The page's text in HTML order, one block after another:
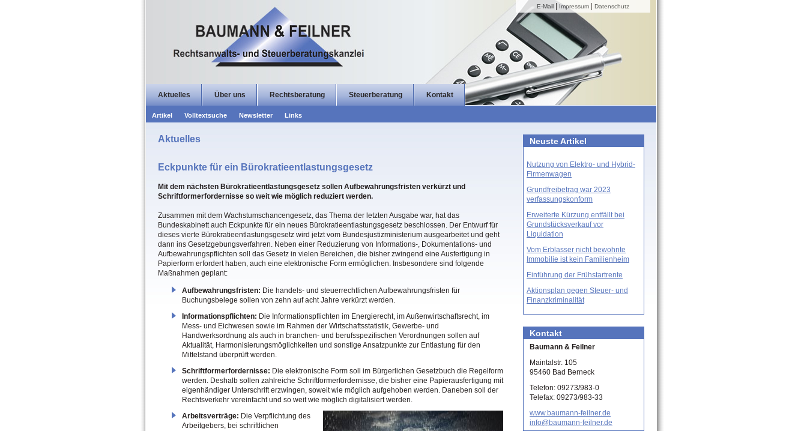
E-Mail Impressum Datenschutz
Aktuelles Über uns Rechtsberatung Steuerberatung Kontakt
Artikel Volltextsuche Newsletter Links
Aktuelles
Eckpunkte für ein Bürokratieentlastungsgesetz
Mit dem nächsten Bürokratieentlastungsgesetz sollen Aufbewahrungsfristen verkürzt und
Schriftformerfordernisse so weit wie möglich reduziert werden.
Zusammen mit dem Wachstumschancengesetz, das Thema der letzten Ausgabe war, hat das
Bundeskabinett auch Eckpunkte für ein neues Bürokratieentlastungsgesetz beschlossen. Der Entwurf für
dieses vierte Bürokratieentlastungsgesetz wird jetzt vom Bundesjustizministerium ausgearbeitet und geht
dann ins Gesetzgebungsverfahren. Neben einer Reduzierung von Informations-, Dokumentations- und
Aufbewahrungspflichten soll das Gesetz in vielen Bereichen, die bisher zwingend eine Ausfertigung in
Papierform erfordert haben, auch eine elektronische Form ermöglichen. Insbesondere sind folgende
Maßnahmen geplant:
Aufbewahrungsfristen: Die handels- und steuerrechtlichen Aufbewahrungsfristen für
Buchungsbelege sollen von zehn auf acht Jahre verkürzt werden.
Informationspflichten: Die Informationspflichten im Energierecht, im Außenwirtschaftsrecht, im
Mess- und Eichwesen sowie im Rahmen der Wirtschaftsstatistik, Gewerbe- und
Handwerksordnung als auch in branchen- und berufsspezifischen Verordnungen sollen auf
Aktualität, Harmonisierungsmöglichkeiten und sonstige Ansatzpunkte zur Entlastung für den
Mittelstand überprüft werden.
Schriftformerfordernisse: Die elektronische Form soll im Bürgerlichen Gesetzbuch die Regelform
werden. Deshalb sollen zahlreiche Schriftformerfordernisse, die bisher eine Papierausfertigung mit
eigenhändiger Unterschrift erzwingen, soweit wie möglich aufgehoben werden. Daneben soll der
Rechtsverkehr vereinfacht und so weit wie möglich digitalisiert werden.
Arbeitsverträge: Die Verpflichtung des
Arbeitgebers, bei schriftlichen
Neuste Artikel
Nutzung von Elektro- und Hybrid-
Firmenwagen
Grundfreibetrag war 2023
verfassungskonform
Erweiterte Kürzung entfällt bei
Grundstücksverkauf vor
Liquidation
Vom Erblasser nicht bewohnte
Immobilie ist kein Familienheim
Einführung der Frühstartrente
Aktionsplan gegen Steuer- und
Finanzkriminalität
Kontakt
Baumann & Feilner
Maintalstr. 105
95460 Bad Berneck
Telefon: 09273/983-0
Telefax: 09273/983-33
www.baumann-feilner.de
info@baumann-feilner.de